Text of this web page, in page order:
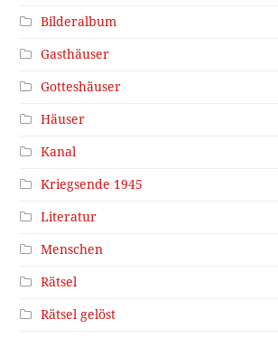
Bilderalbum
Gasthäuser
Gotteshäuser
Häuser
Kanal
Kriegsende 1945
Literatur
Menschen
Rätsel
Rätsel gelöst